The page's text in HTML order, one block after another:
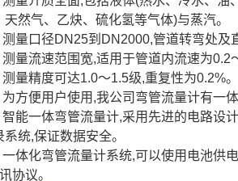
天然气、乙炔、硫化氢等气体)与蒸汽。
测量口径DN25到 DN2000,管道转弯处及
测量流速范围宽,适用于管道内流速为0.2
测量精度可达1.0～1.5级,重复性为0.2%。
为方便用户使用 ,我公司弯管流量计有一
智能一体弯管流量计,采用先进的电路设计
系统,保证数据安全。
一体化弯管流量计系统,可以使用电池供
协议。